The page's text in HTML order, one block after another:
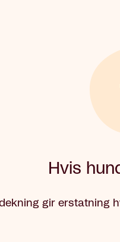
Hvis
gir erstatning